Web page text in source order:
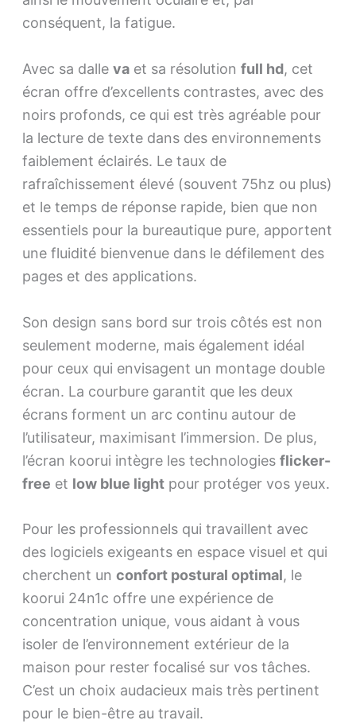
conséquent, la fatigue.
Avec sa dalle vaet sa résolution full hd, cet
écran offre d’excellents contrastes, avec des
noirs profonds, ce qui est très agréable pour
la lecture de texte dans des environnements
faiblement éclairés. Le taux de
rafraîchissement élevé (souvent 75hz ou plus)
et le temps de réponse rapide, bien que non
essentiels pour la bureautique pure, apportent
une fluidité bienvenue dans le défilement des
pages et des applications.
Son design sans bord sur trois côtés est non
seulement moderne, mais également idéal
pour ceux qui envisagent un montage double
écran. La courbure garantit que les deux
écrans forment un arc continu autour de
l’utilisateur, maximisant l’immersion. De plus,
l’écran koorui intègre les technologies flicker-
free et low blue lightpour protéger vos yeux.
Pour les professionnels qui travaillent avec
des logiciels exigeants en espace visuel et qui
cherchent un confort postural optimal, le
koorui 24n1c offre une expérience de
concentration unique, vous aidant à vous
isoler de l’environnement extérieur de la
maison pour rester focalisé sur vos tâches.
C’est un choix audacieux mais très pertinent
pour le bien-être au travail.